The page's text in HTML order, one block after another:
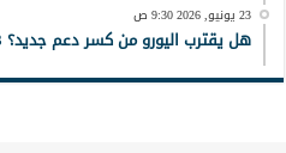
23 يونيو, 2026 9:30 ص
هل يقترب اليورو من كسر دعم جديد؟ 23-6-2026